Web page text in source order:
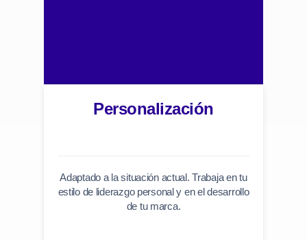
Personalización
Adaptado a la situación actual. Trabaja en tu
estilo de liderazgo personal y en el desarrollo
de tu marca.